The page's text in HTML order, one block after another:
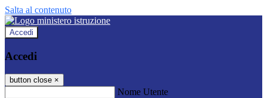
Salta al contenuto
Accedi
Accedi
button close ×
Nome Utente